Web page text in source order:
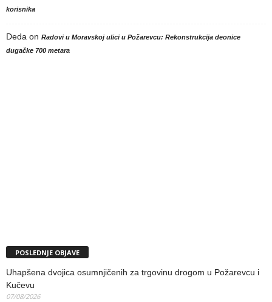
korisnika
Deda on Radovi u Moravskoj ulici u Požarevcu: Rekonstrukcija deonice
dugačke 700 metara
POSLEDNJE OBJAVE
Uhapšena dvojica osumnjičenih za trgovinu drogom u Požarevcu i
Kučevu
07/08/2026